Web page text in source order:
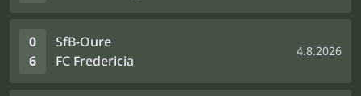
0
6
SfB-Oure
FC Fredericia
4.8.2026